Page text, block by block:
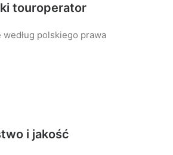
touroperator
według polskiego prawa
i jakość